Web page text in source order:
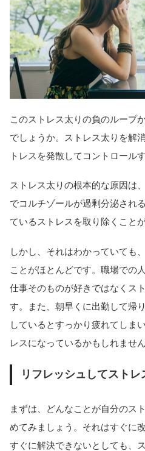
このストレス太りの負のループ
でしょうか。ストレス太りを解
トレスを発散してコントロール
ストレス太りの根本的な原因は
でコルチゾールが過剰分泌され
ているストレスを取り除くこと
しかし、それはわかっていても
ことがほとんどです。職場での
仕事そのものが好きではなくス
す。また、朝早くに出勤して帰
しているとすっかり疲れてしま
レスになっているかもしれません
リフレッシュしてストレ
まずは、どんなことが自分のス
めてみましょう。それはすぐに
すぐに解決できないとしても、